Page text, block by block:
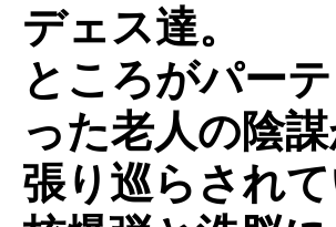
デェス達。
ところがパー
った老人の陰
張り巡らされて